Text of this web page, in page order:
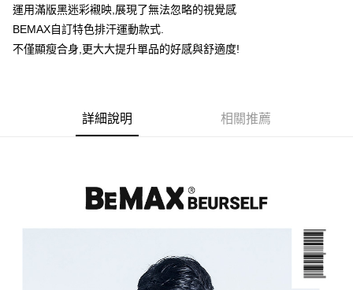
便利好安心！
１．簡單：不需註冊會員、不需綁卡、不需儲值。
２．便利：只要手機號碼，簡訊認證，即可結帳。
３．安心：先確認商品／服務後，再付款。
２．訂單成立數日內，您將收到繳費通知簡訊。
３．收到繳費通知簡訊後14天內，點擊此簡訊中的連結，可透過四大超商／
後付繳納相關費用。
※ 交易是否成功請以「AFTEE先享後付 」之結帳頁面顯示為準，若有關於
１．透過由恩沛科技股份有限公司提供之「AFTEE先享後付」服務完成之交
運送方式
全家付款取貨
每筆NT$80，滿NT$1,200(含以上)免運費
運用滿版黑迷彩襯映,展現了無法忽略的視覺感
BEMAX自訂特色排汗運動款式.
不僅顯瘦合身,更大大提升單品的好感與舒適度!
詳細說明 相關推薦